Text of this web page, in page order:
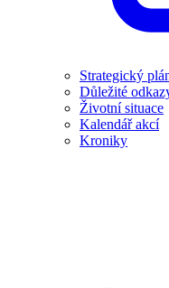
Strategický
Důležité
Životní situace
Kalendář akcí
Kroniky